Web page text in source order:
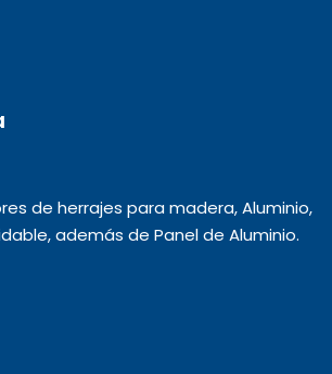
de herrajes para madera, Aluminio,
además de Panel de Aluminio.